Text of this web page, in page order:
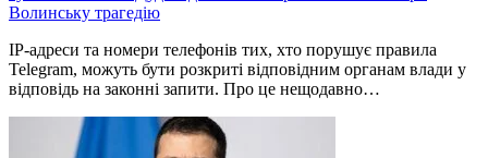
Волинську трагедію
IP-адреси та номери телефонів тих, хто порушує правила
Telegram, можуть бути розкриті відповідним органам влади у
відповідь на законні запити. Про це нещодавно…